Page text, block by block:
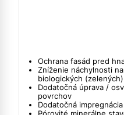
Ochrana fasád pred
Zníženie náchylnosti
biologických
Dodatočná úprava /
povrchov
Dodatočná